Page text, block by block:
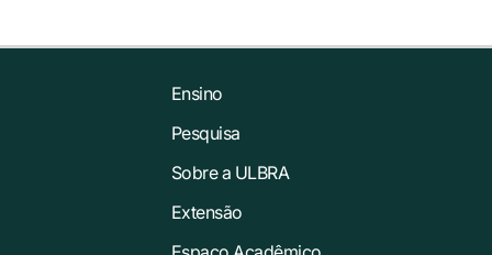
Ensino
Pesquisa
Sobre a ULBRA
Extensão